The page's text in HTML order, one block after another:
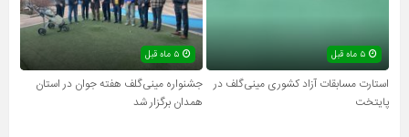
استارت مسابقات آزاد کشوری مینی‌گلف در
پایتخت
جشنواره مینی‌گلف هفته جوان در استان
همدان برگزار شد